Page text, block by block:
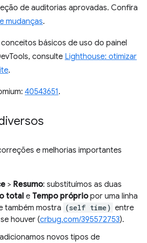
de auditorias aprovadas. Confira
mudanças.
básicos de uso do painel
consulte Lighthouse: otimizar
.
40543651.
e melhorias importantes
> Resumo: substituímos as duas
total e Tempo própriopor uma linha
também mostra (self time) entre
houver (crbug.com/395572753).
novos tipos de